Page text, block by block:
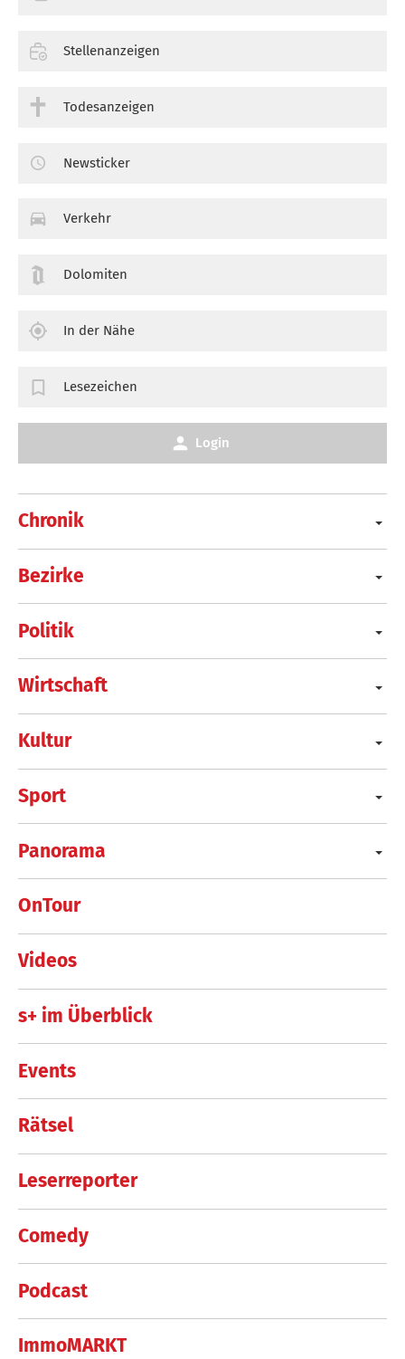
Chronik
Bezirke
Politik
Wirtschaft
Kultur
Sport
Panorama
OnTour
Videos
s+ im Überblick
Events
Rätsel
Leserreporter
Comedy
Podcast
ImmoMARKT
Stellenanzeigen
Todesanzeigen
Newsticker
Verkehr
Dolomiten
In der Nähe
Lesezeichen
Login